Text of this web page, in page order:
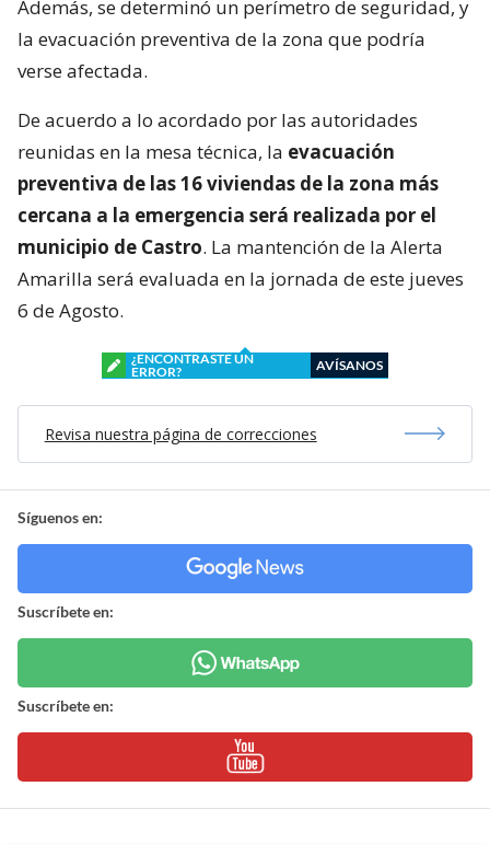
La declaración de Alerta Amarilla implica un
reforzamiento de la vigilancia
monitoreo preciso y riguroso de las condiciones de
riesgo y las respectivas vulnerabilidades asociadas
a la amenaza, coordinando y activando al Sistema
Nacional de Prevención y Respuesta ante Desastres
(Sinapred) con el fin de actuar oportunamente frente
a eventuales situaciones de emergencia.
Además, se determinó un perímetro de seguridad, y
la evacuación preventiva de la zona que podría
verse afectada.
De acuerdo a lo acordado por las autoridades
reunidas en la mesa técnica, laevacuación
preventiva de las 16 viviendas de la zona más
cercana a la emergencia será realizada por el
municipio de Castro. La mantención de la Alerta
Amarilla será evaluada en la jornada de este jueves
6 de Agosto.
¿ENCONTRASTE UN
ERROR?
Revisa nuestra página de correcciones